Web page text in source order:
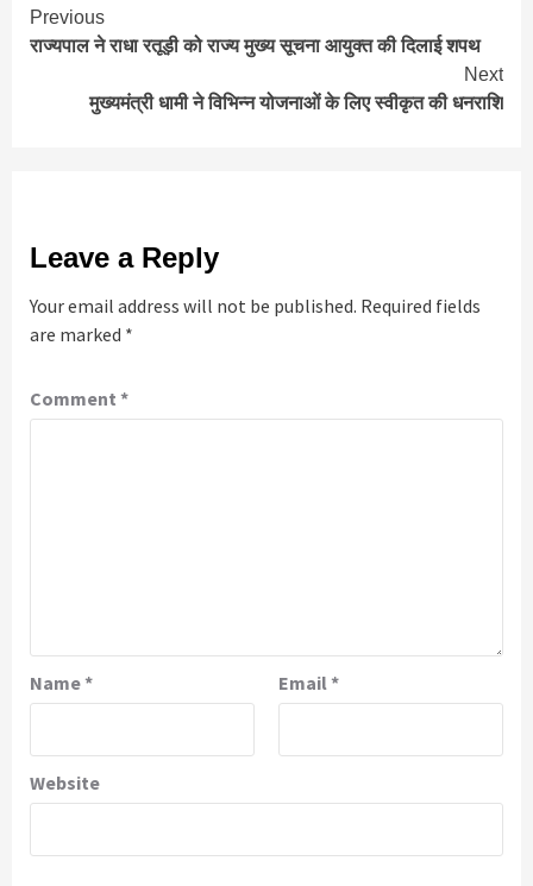
Continue
Reading
Previous
राज्यपाल ने राधा रतूड़ी को राज्य मुख्य सूचना आयुक्त की दिलाई शपथ
Next
मुख्यमंत्री धामी ने विभिन्न योजनाओं के लिए स्वीकृत की धनराशि
Leave a Reply
Your email address will not be published. Required fields
are marked *
Comment *
Name* Email *
Website